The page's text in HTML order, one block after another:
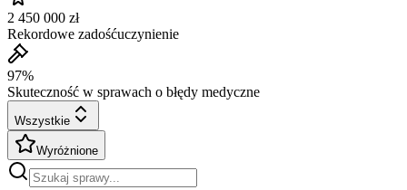
2 450 000 zł
Rekordowe zadośćuczynienie
97%
Skuteczność w sprawach o błędy medyczne
Wszystkie
Wyróżnione